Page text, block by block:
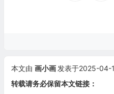
本文由 画小画 发表于2025-04-
转载请务必保留本文链接：